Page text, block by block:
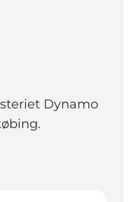
Dynamo